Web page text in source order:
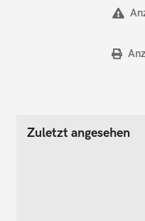
Zuletzt angesehen